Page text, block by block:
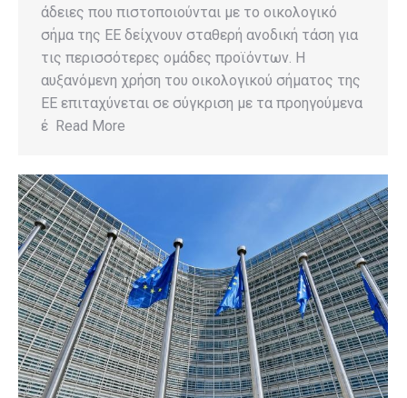
άδειες που πιστοποιούνται με το οικολογικό
σήμα της ΕΕ δείχνουν σταθερή ανοδική τάση για
τις περισσότερες ομάδες προϊόντων. Η
αυξανόμενη χρήση του οικολογικού σήματος της
ΕΕ επιταχύνεται σε σύγκριση με τα προηγούμενα
έ Read More